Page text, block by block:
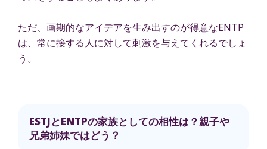
ただ、画期的なアイデアを生み出すのが得意なENTP
は、常に接する人に対して刺激を与えてくれるでしょ
う。
ESTJとENTPの家族としての相性は？親子や
兄弟姉妹ではどう？